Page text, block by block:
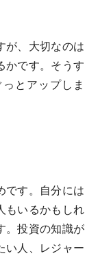
が、大切なのは
かです。そうす
とアップしま
です。自分には
もいるかもしれ
。投資の知識が
い人、レジャー